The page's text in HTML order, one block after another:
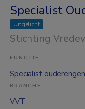
Specialist
Uitgelicht
Stichting
FUNCTIE
Specialist
BRANCHE
VVT